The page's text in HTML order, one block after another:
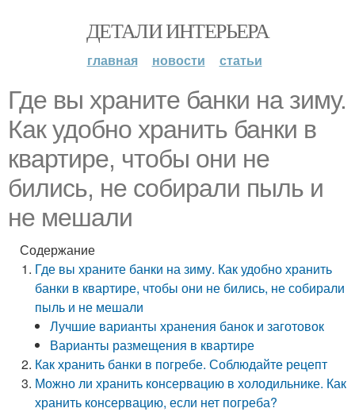
ДЕТАЛИ ИНТЕРЬЕРА
главная новости статьи
Где вы храните банки на зиму.
Как удобно хранить банки в
квартире, чтобы они не
бились, не собирали пыль и
не мешали
Содержание
Где вы храните банки на зиму. Как удобно хранить
банки в квартире, чтобы они не бились, не собирали
пыль и не мешали
Лучшие варианты хранения банок и заготовок
Варианты размещения в квартире
Как хранить банки в погребе. Соблюдайте рецепт
Можно ли хранить консервацию в холодильнике. Как
хранить консервацию, если нет погреба?